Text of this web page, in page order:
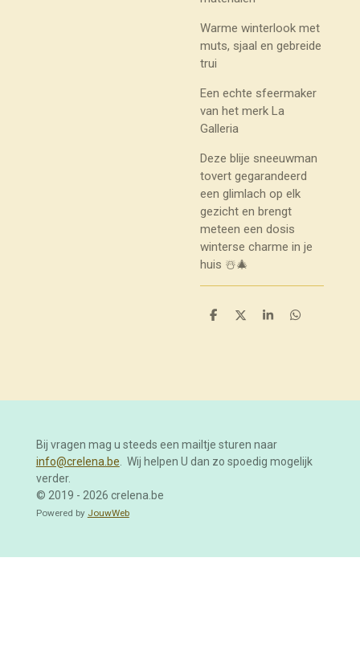
Warme winterlook met
muts, sjaal en gebreide
trui
Een echte sfeermaker
van het merk La
Galleria
Deze blije sneeuwman
tovert gegarandeerd
een glimlach op elk
gezicht en brengt
meteen een dosis
winterse charme in je
huis ☃️🎄
D
D
S
D
Bij vragen mag u steeds een mailtje sturen naar
info@crelena.be. Wij helpen U dan zo spoedig mogelijk
verder.
© 2019 - 2026 crelena.be
Powered by JouwWeb